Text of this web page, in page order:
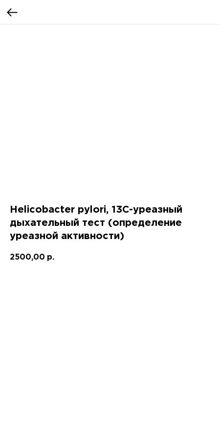
Helicobacter pylori, 13С-уреазный
дыхательный тест (определение
уреазной активности)
2500,00 р.